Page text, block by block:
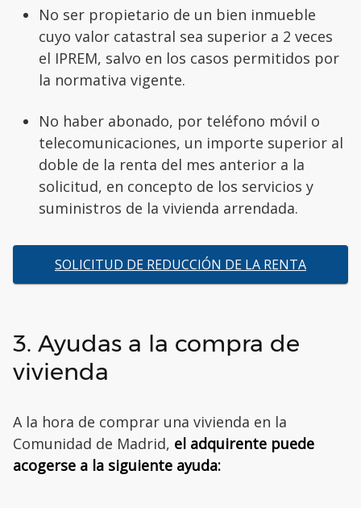
No ser propietario de un bien inmueble
cuyo valor catastral sea superior a 2 veces
el IPREM, salvo en los casos permitidos por
la normativa vigente.
No haber abonado, por teléfono móvil o
telecomunicaciones, un importe superior al
doble de la renta del mes anterior a la
solicitud, en concepto de los servicios y
suministros de la vivienda arrendada.
SOLICITUD DE REDUCCIÓN DE LA RENTA
3. Ayudas a la compra de
vivienda
A la hora de comprar una vivienda en la
Comunidad de Madrid, el adquirente puede
acogerse a la siguiente ayuda: